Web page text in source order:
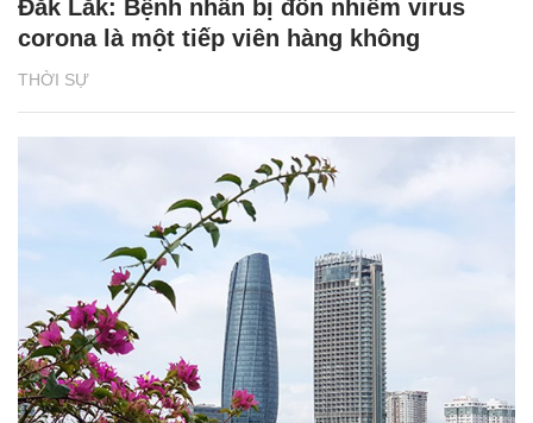
THỜI SỰ
Đắk Lắk: Bệnh nhân bị đồn nhiễm virus
corona là một tiếp viên hàng không